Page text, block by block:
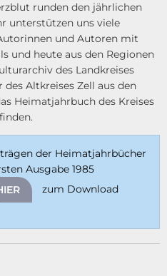
runden den jährlichen
unterstützen uns viele
und Autoren mit
und heute aus den Regionen
des Landkreises
Altkreises Zell aus den
Heimatjahrbuch des Kreises
der Heimatjahrbücher
Ausgabe 1985
zum Download